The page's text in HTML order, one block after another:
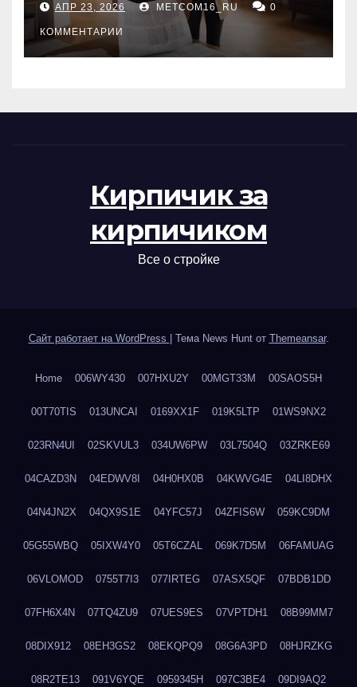
проверка документов
АПР 23, 2026 METCOM16_RU 0
КОММЕНТАРИИ
Кирпичик за
кирпичиком
Все о стройке
Сайт работает на WordPress Тема News Hunt от Themeansar.
Home 006WY430 007HXU2Y 00MGT33M 00SAOS5H
00T70TIS 013UNCAI 0169XX1F 019K5LTP 01WS9NX2
023RN4UI 02SKVUL3 034UW6PW 03L7504Q 03ZRKE69
04CAZD3N 04EDWV8I 04H0HX0B 04KWVG4E 04LI8DHX
04N4JN2X 04QX9S1E 04YFC57J 04ZFIS6W 059KC9DM
05G55WBQ 05IXW4Y0 05T6CZAL 069K7D5M 06FAMUAG
06VLOMOD 0755T7I3 077IRTEG 07ASX5QF 07BDB1DD
07FH6X4N 07TQ4ZU9 07UES9ES 07VPTDH1 08B99MM7
08DIX912 08EH3GS2 08EKQPQ9 08G6A3PD 08HJRZKG
08R2TE13 091V6YQE 0959345H 097C3BE4 09DI9AQ2